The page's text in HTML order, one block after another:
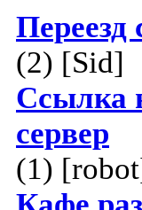
Переезд
(2) [Sid]
Ссылка
сервер
(1)